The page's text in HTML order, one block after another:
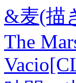
&麦(描
The